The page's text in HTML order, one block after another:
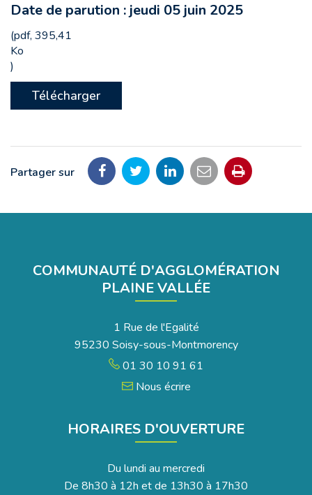
Date de parution : jeudi 05 juin 2025
(pdf, 395,41
Ko
)
Télécharger
Partager sur
Partager
Facebook
Partager
Twitter
Partager
LinkedIn
Partager
email
Imprimer
page
COMMUNAUTÉ D'AGGLOMÉRATION
PLAINE VALLÉE
1 Rue de l'Egalité
95230 Soisy-sous-Montmorency
01 30 10 91 61
Nous écrire
HORAIRES D'OUVERTURE
Du lundi au mercredi
De 8h30 à 12h et de 13h30 à 17h30